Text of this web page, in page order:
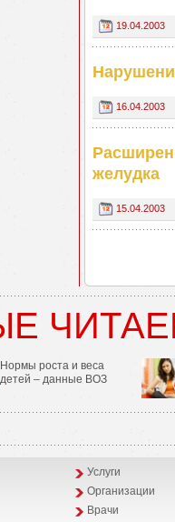
19.04.2003
16.04.2003
желудка
15.04.2003
Нормы роста и веса
детей – данные ВОЗ
Услуги
Организации
Врачи